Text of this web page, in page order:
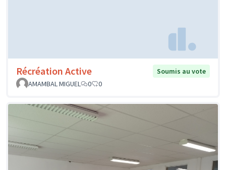
Récréation Active
Soumis au vote
AMAMBAL MIGUEL
0 0